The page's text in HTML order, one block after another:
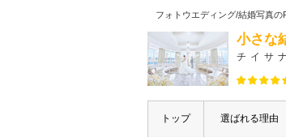
フォトウエディング/結婚写真の
小さな
チイサ
トップ 選ばれる理由